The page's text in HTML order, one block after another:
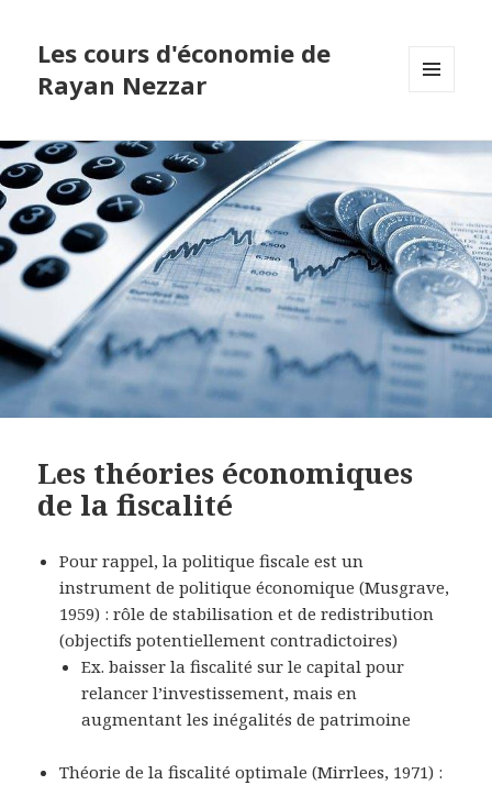
Les cours d'économie de
Rayan Nezzar
WIDGETS
Les théories économiques
de la fiscalité
Pour rappel, la politique fiscale est un
instrument de politique économique (Musgrave,
1959) : rôle de stabilisation et de redistribution
(objectifs potentiellement contradictoires)
Ex. baisser la fiscalité sur le capital pour
relancer l’investissement, mais en
augmentant les inégalités de patrimoine
Théorie de la fiscalité optimale (Mirrlees, 1971) :